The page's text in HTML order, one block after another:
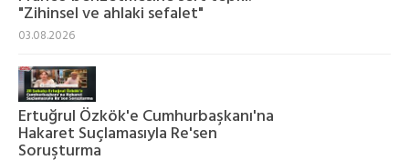
"Zihinsel ve ahlaki sefalet"
03.08.2026
Ertuğrul Özkök'e Cumhurbaşkanı'na
Hakaret Suçlamasıyla Re'sen
Soruşturma